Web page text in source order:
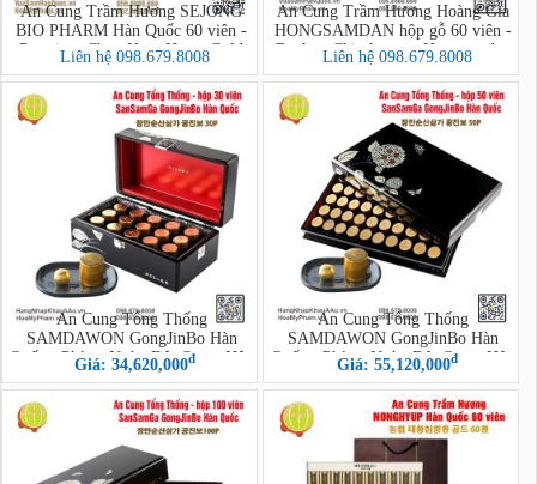
An Cung Trầm Hương SEJONG
BIO PHARM Hàn Quốc 60 viên -
Premium Chun Kum Hwan Gold
Liên hệ 098.679.8008
An Cung Trầm Hương Hoàng Gia
HONGSAMDAN hộp gỗ 60 viên -
Banhyo Chimhyyang Hongsamdan
Liên hệ 098.679.8008
An Cung Tổng Thống
SAMDAWON GongJinBo Hàn
Quốc - Phòng Ngừa Đột Quỵ - Hộp
30 Viên (Jang Man Sun SanSamGa
GongJinBo 30P)
Giá: 34,620,000đ
An Cung Tổng Thống
SAMDAWON GongJinBo Hàn
Quốc - Phòng Ngừa Đột Quỵ - Hộp
50 Viên (Jang Man Sun SanSamGa
GongJinBo 50P)
Giá: 55,120,000đ